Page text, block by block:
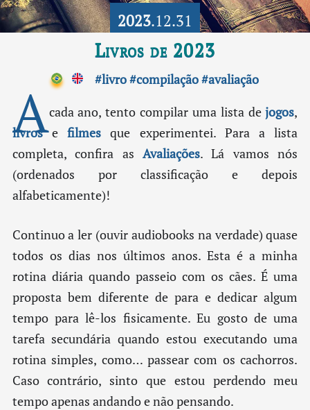
2023.12.31
Livros de 2023
#livro#compilação#avaliação
Acada ano, tento compilar uma lista dejogos,
livrosefilmes que experimentei. Para a lista
completa, confira as Avaliações. Lá vamos nós
(ordenados por classificação e depois
alfabeticamente)!
Continuo a ler (ouvir audiobooks na verdade) quase
todos os dias nos últimos anos. Esta é a minha
rotina diária quando passeio com os cães. É uma
proposta bem diferente de para e dedicar algum
tempo para lê-los fisicamente. Eu gosto de uma
tarefa secundária quando estou executando uma
rotina simples, como… passear com os cachorros.
Caso contrário, sinto que estou perdendo meu
tempo apenas andando e não pensando.